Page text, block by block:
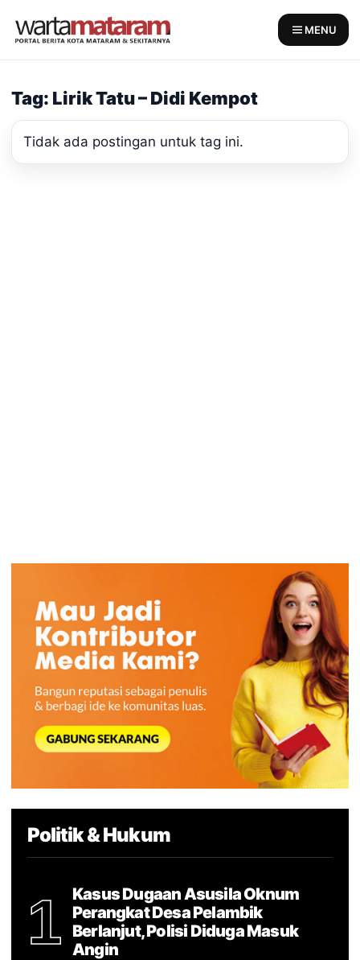
MENU
Tag: Lirik Tatu – Didi Kempot
Tidak ada postingan untuk tag ini.
Politik & Hukum
1
Kasus Dugaan Asusila Oknum
Perangkat Desa Pelambik
Berlanjut, Polisi Diduga Masuk
Angin